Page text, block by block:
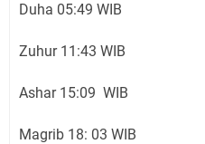
Duha 05:49 WIB
Zuhur 11:43 WIB
Ashar 15:09 WIB
Magrib 18: 03 WIB